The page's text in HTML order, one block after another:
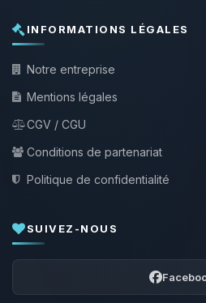
INFORMATIONS LÉGALES
Notre entreprise
Mentions légales
CGV / CGU
Conditions de partenariat
Politique de confidentialité
SUIVEZ-NOUS